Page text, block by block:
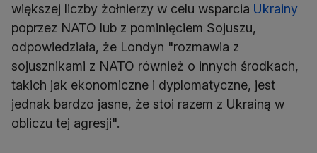
większej liczby żołnierzy w celu wsparcia Ukrainy
poprzez NATO lub z pominięciem Sojuszu,
odpowiedziała, że Londyn "rozmawia z
sojusznikami z NATO również o innych środkach,
takich jak ekonomiczne i dyplomatyczne, jest
jednak bardzo jasne, że stoi razem z Ukrainą w
obliczu tej agresji".